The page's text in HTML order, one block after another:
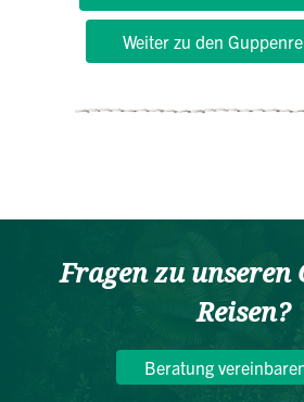
Weiter zu den
Fragen zu unseren
Reisen?
Beratung